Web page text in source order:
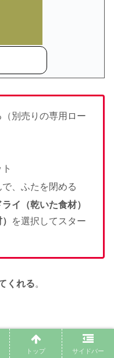
別売りの専用ロー
、ふたを閉める
ライ（乾いた食材）
を選択してスター
くれる。
トップ サイドバー